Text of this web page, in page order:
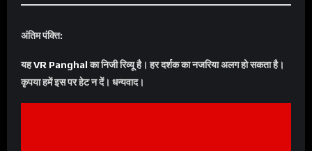
अंतिम पंक्ति:
यहVR Panghalका निजी रिव्यू है। हर दर्शक का नजरिया अलग हो सकता है।
कृपया हमें इस पर हेट न दें। धन्यवाद।